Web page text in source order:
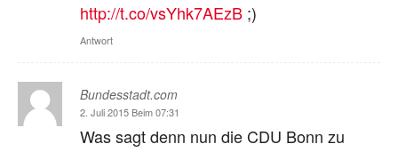
http://t.co/vsYhk7AEzB ;)
Antwort
Bundesstadt.com
2. Juli 2015 Beim 07:31
Was sagt denn nun die CDU Bonn zu